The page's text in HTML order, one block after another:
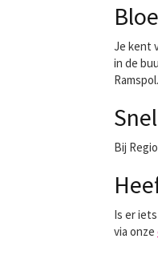
Je kent
in de
Ramspol.
Bij
Is er
via onze